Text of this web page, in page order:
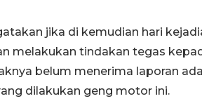
jika di kemudian hari
melakukan tindakan tegas
belum menerima laporan
dilakukan geng motor ini.